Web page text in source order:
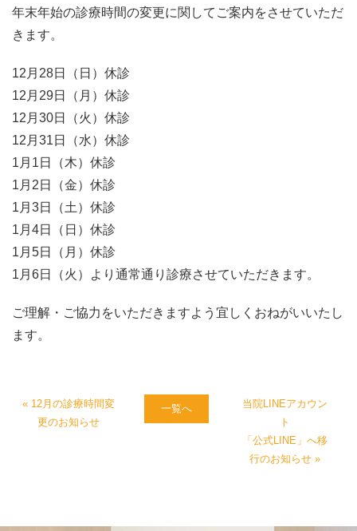
年末年始の診療時間の変更に関してご案内をさせていただ
きます。
12月28日（日）休診
12月29日（月）休診
12月30日（火）休診
12月31日（水）休診
1月1日（木）休診
1月2日（金）休診
1月3日（土）休診
1月4日（日）休診
1月5日（月）休診
1月6日（火）より通常通り診療させていただきます。
ご理解・ご協力をいただきますよう宜しくおねがいいたし
ます。
« 12月の診療時間変
更のお知らせ
一覧へ
当院LINEアカウン
ト
「公式LINE」へ移
行のお知らせ »
Tel. 077−526−2696
お問い合わせ
初めての方のみWEB予
約